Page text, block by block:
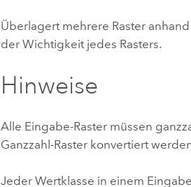
Überlagert mehrere Raster
der Wichtigkeit jedes Rasters.
Hinweise
Alle Eingabe-Raster müssen
Ganzzahl-Raster konvertiert
Jeder Wertklasse in einem